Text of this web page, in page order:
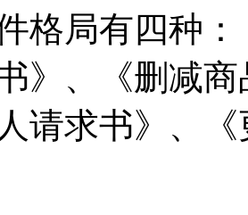
格局有四种
》、《删减
请求书》、